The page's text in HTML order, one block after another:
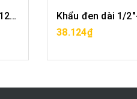
Khẩu đen dài 1/2"-12mm CF0421-12
38.124₫
MUA HÀNG